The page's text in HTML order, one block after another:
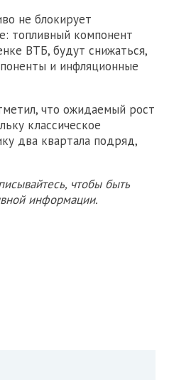
не блокирует
топливный компонент
ВТБ, будут снижаться,
и инфляционные
что ожидаемый рост
классическое
два квартала подряд,
чтобы быть
информации.